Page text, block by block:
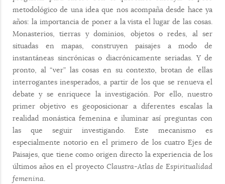
metodológico de una idea que nos acompaña desde hace ya
años: la importancia de poner a la vista el lugar de las cosas.
Monasterios, tierras y dominios, objetos o redes, al ser
situadas en mapas, construyen paisajes a modo de
instantáneas sincrónicas o diacrónicamente seriadas. Y de
pronto, al “ver” las cosas en su contexto, brotan de ellas
interrogantes inesperados, a partir de los que se renueva el
debate y se enriquece la investigación. Por ello, nuestro
primer objetivo es geoposicionar a diferentes escalas la
realidad monástica femenina e iluminar así preguntas con
las que seguir investigando. Este mecanismo es
especialmente notorio en el primero de los cuatro Ejes de
Paisajes, que tiene como origen directo la experiencia de los
últimos años en el proyecto Claustra-Atlas de Espiritualidad
femenina.